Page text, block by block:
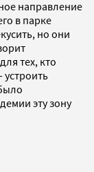
направление
в парке
но они
тех, кто
эту зону